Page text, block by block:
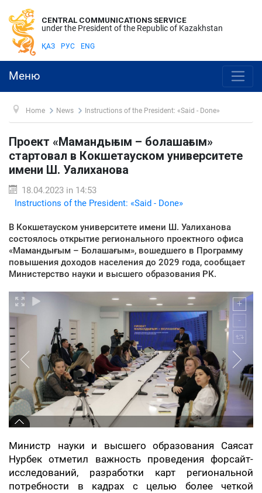
CENTRAL COMMUNICATIONS SERVICE
under the President of the Republic of Kazakhstan
ҚАЗ РУС ENG
Меню
Home News Instructions of the President: «Said - Done»
Проект «Мамандығым – болашағым»
стартовал в Кокшетауском университете
имени Ш. Уалиханова
18.04.2023 in 14:53
Instructions of the President: «Said - Done»
В Кокшетауском университете имени Ш. Уалиханова
состоялось открытие регионального проектного офиса
«Мамандығым – Болашағым», вошедшего в Программу
повышения доходов населения до 2029 года, сообщает
Министерство науки и высшего образования РК.
Министр науки и высшего образования Саясат
Нурбек отметил важность проведения форсайт-
исследований, разработки карт региональной
потребности в кадрах с целью более четкой